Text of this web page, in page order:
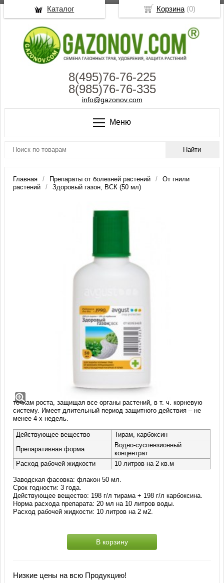
8(495)76-76-225
8(985)76-76-335
info@gazonov.com
Меню
Главная Препараты от болезней растений
От гнили
растений
Здоровый газон, ВСК (50 мл)
Здоровый газон, ВСК (50 мл)
болезней, передающихся через посадочный материал и почву.
Эффективно подавляет гнили и плесень. Перемещается к
точкам роста, защищая все органы растений, в т. ч. корневую
систему. Имеет длительный период защитного действия – не
менее 4-х недель.
Действующее вещество
Тирам, карбоксин
Препаративная форма
Водно-суспензионный
концентрат
Расход рабочей жидкости
10 литров на 2 кв.м
Заводская фасовка: флакон 50 мл.
Срок годности: 3 года.
Действующее вещество: 198 г/л тирама + 198 г/л карбоксина.
Норма расхода препарата: 20 мл на 10 литров воды.
Расход рабочей жидкости: 10 литров на 2 м2.
В корзину
Низкие цены на всю Продукцию!
Корзина(0)
Каталог